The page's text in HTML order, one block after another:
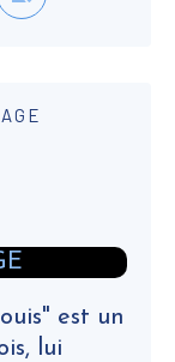
est un
lui